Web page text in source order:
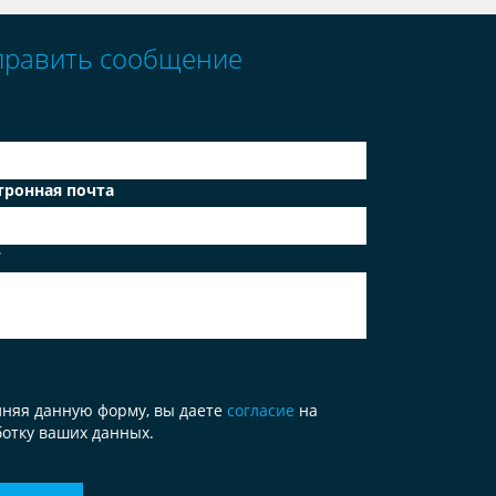
сообщение
почта
данную форму, вы даете согласие на
ваших данных.